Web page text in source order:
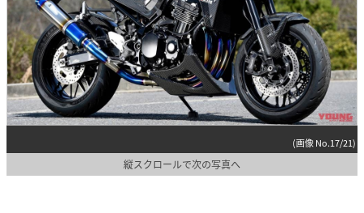
(画像 No.17/21)
縦スクロールで次の写真へ